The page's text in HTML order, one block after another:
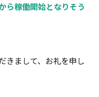
ら稼働開始となりそう
きまして、お礼を申し